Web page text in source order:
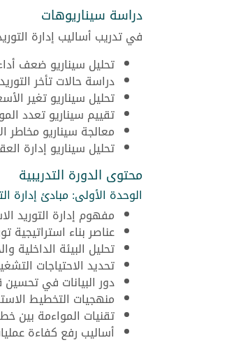
دراسة سيناريوهات
في تدريب أساليب إدارة
تحليل سيناريو ضعف
دراسة حالات تأخر
تحليل سيناريو تغير
تقييم سيناريو تعدد
معالجة سيناريو مخاطر
تحليل سيناريو إدارة
محتوى الدورة التدريبية
الوحدة الأولى: مبادئ إدارة
مفهوم إدارة التوريد
عناصر بناء استراتيجية
تحليل البيئة الداخلية
تحديد الاحتياجات
دور البيانات في تحسين
منهجيات التخطيط
تقنيات المواءمة بين
أساليب رفع كفاءة